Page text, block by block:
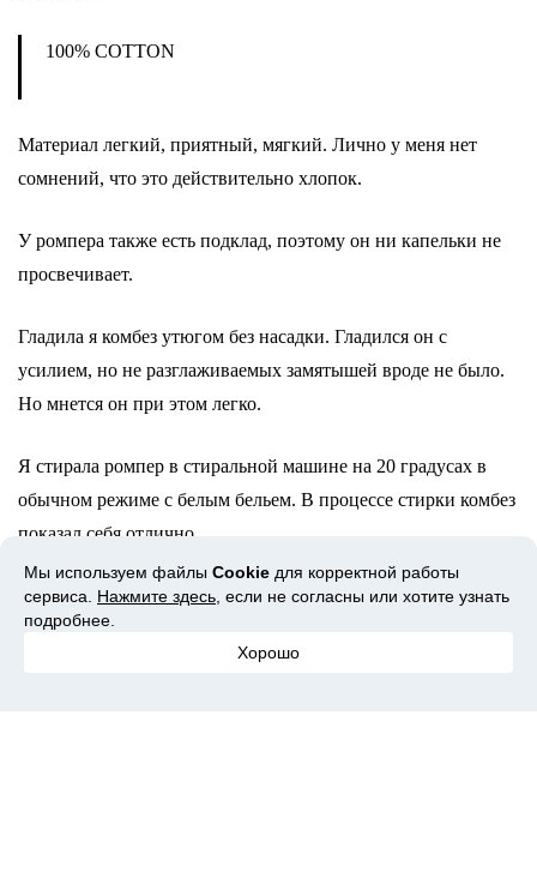
100% COTTON
Материал легкий, приятный, мягкий. Лично у меня нет
сомнений, что это действительно хлопок.
У ромпера также есть подклад, поэтому он ни капельки не
просвечивает.
Гладила я комбез утюгом без насадки. Гладился он с
усилием, но не разглаживаемых замятышей вроде не было.
Но мнется он при этом легко.
Я стирала ромпер в стиральной машине на 20 градусах в
обычном режиме с белым бельем. В процессе стирки комбез
показал себя отлично.
Мы используем файлы Cookie для корректной работы
сервиса. Нажмите здесь , если не согласны или хотите узнать
подробнее.
Хорошо